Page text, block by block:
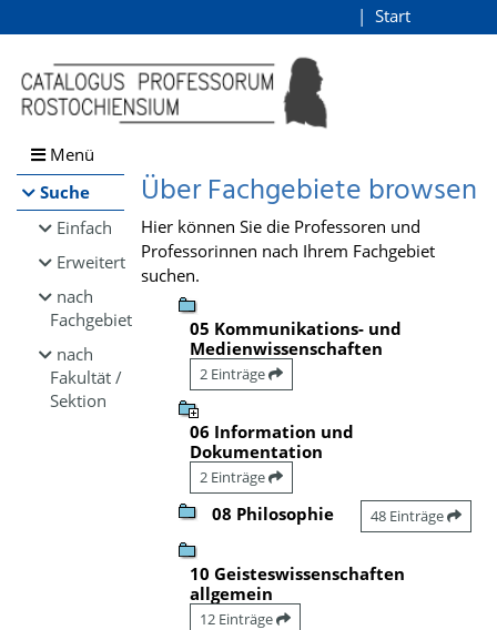
Browsen
direkt zum Inhalt
Start
Menü
Suche
Einfach
Erweitert
nach
Fachgebiet
nach
Fakultät /
Sektion
Über Fachgebiete browsen
Hier können Sie die Professoren und
Professorinnen nach Ihrem Fachgebiet
suchen.
05 Kommunikations- und
Medienwissenschaften
2 Einträge
06 Information und
Dokumentation
2 Einträge
08 Philosophie 48 Einträge
10 Geisteswissenschaften
allgemein
12 Einträge